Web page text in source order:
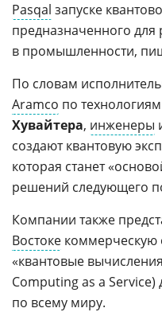
Pasqal запуске
предназначенного для
в промышленности,
По словам
Aramco по
Хувайтера, инженеры
создают квантовую
которая станет
решений следующего
Компании также
Востоке коммерческую
«квантовые
Computing as a
по всему миру.